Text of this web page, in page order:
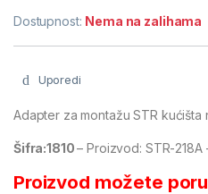
Dostupnost: Nema na zalihama
Uporedi
Adapter za montažu STR kućišta
Šifra:1810– Proizvod: STR-
Proizvod možete